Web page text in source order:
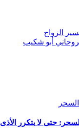
الزواج
أبو شكيب
حتى لا يتكرر الأذى